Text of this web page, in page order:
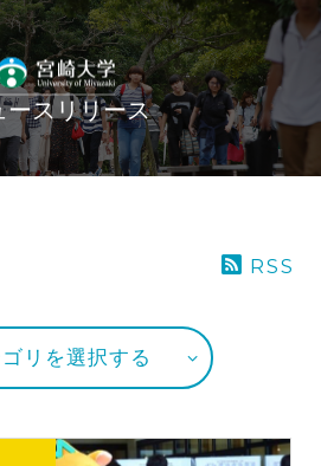
ースリリース
RSS
リを選択する